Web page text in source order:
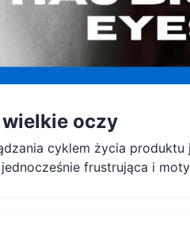
oczy
cyklem życia produktu
frustrująca i